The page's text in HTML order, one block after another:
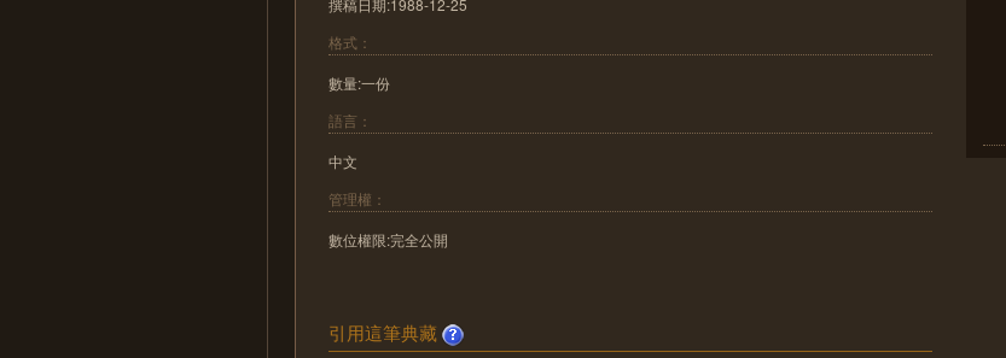
撰稿日期:1988-12-25
格式：
數量:一份
語言：
中文
管理權：
數位權限:完全公開
引用這筆典藏